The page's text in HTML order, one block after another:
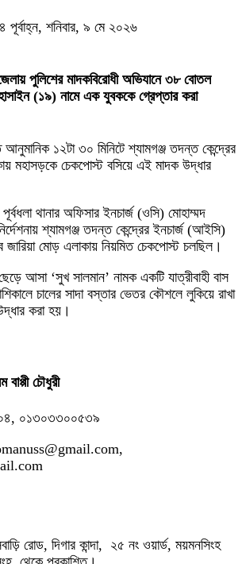
শনিবার, ৯ মে ২০২৬
পুলিশের মাদকবিরোধী অভিযানে ৩৮ বোতল
(১৯) নামে এক যুবককে গ্রেপ্তার করা
১২টা ৩০ মিনিটে শ্যামগঞ্জ তদন্ত কেন্দ্রের
মহাসড়কে চেকপোস্ট বসিয়ে এই মাদক উদ্ধার
থানার অফিসার ইনচার্জ (ওসি) মোহাম্মদ
শ্যামগঞ্জ তদন্ত কেন্দ্রের ইনচার্জ (আইসি)
জারিয়া মোড় এলাকায় নিয়মিত চেকপোস্ট চলছিল।
আসা ‘সুখ সালমান’ নামক একটি যাত্রীবাহী বাস
চালের সাদা বস্তার ভেতর কৌশলে লুকিয়ে রাখা
করা হয়।
চৌধুরী
০১৩০৩৩০০৫৩৯
রোড, দিগার কান্দা, ২৫ নং ওয়ার্ড, ময়মনসিংহ